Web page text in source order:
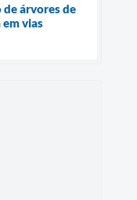
árvores de
vias